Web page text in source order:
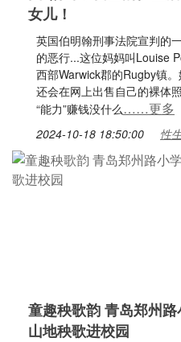
女儿！
英国伯明翰刑事法院宣判的
的恶行...这位妈妈叫Louise
西部Warwick郡的Rugby镇
还会在网上出售自己的裸体
“能力”赚钱没什么……更多
2024-10-18 18:50:00 性
童趣秧歌韵 青岛郑州
山地秧歌进校园